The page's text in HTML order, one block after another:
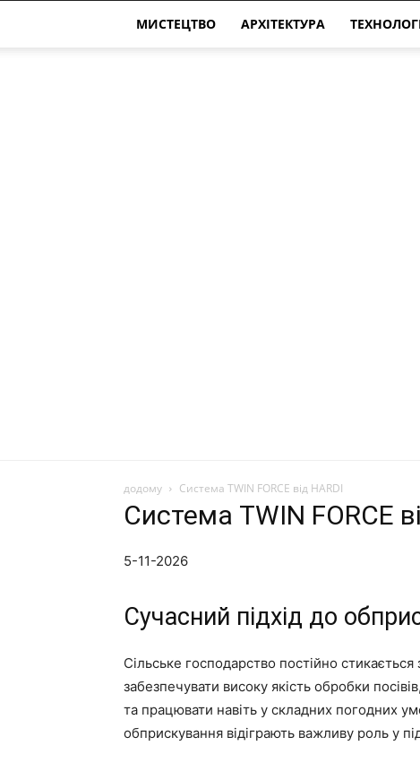
МИСТЕЦТВО АРХІТЕКТУРА
додому Система TWIN FORCE від HARDI
Система TWIN FORCE
5-11-2026
Сучасний підхід до
Сільське господарство постійно
забезпечувати високу якість обробки
та працювати навіть у складних погодних
обприскування відіграють важливу роль у